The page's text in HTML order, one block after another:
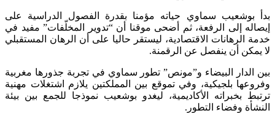
بوشعيب سماوي حياته مؤمنا بقدرة الفصول الدراسية على
إلى الرفعة، ثم أضحى موقنا أن “تدوير المخلّفات” مفيد في
الرهانات الاقتصادية، ليستقر حاليا على أن الرهان المستقبلي
أن ينفصل عن الرقمنة.
الدار البيضاء و”مونص” تطور سماوي في تجربة جذورها مغربية
بلجيكية، وفي تموقع بين المملكتين يلازم اشتغلات مهنية
بخبراته الأكاديمية، ليغدو بوشعيب نموذجا للجمع بين بيئة
وفضاء التطور.